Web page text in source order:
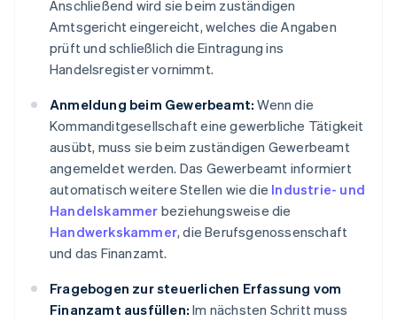
Anschließend wird sie beim zuständigen
Amtsgericht eingereicht, welches die Angaben
prüft und schließlich die Eintragung ins
Handelsregister vornimmt.
Anmeldung beim Gewerbeamt: Wenn die
Kommanditgesellschaft eine gewerbliche Tätigkeit
ausübt, muss sie beim zuständigen Gewerbeamt
angemeldet werden. Das Gewerbeamt informiert
automatisch weitere Stellen wie die Industrie- und
Handelskammer beziehungsweise die
Handwerkskammer, die Berufsgenossenschaft
und das Finanzamt.
Fragebogen zur steuerlichen Erfassung vom
Finanzamt ausfüllen: Im nächsten Schritt muss